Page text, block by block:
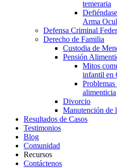
temeraria
Arma
Defensa Criminal
Derecho de Familia
Custodia de
Pensión
Mitos
infantil en
alimenticia
Divorcio
Manutención de
Resultados de Casos
Testimonios
Blog
Comunidad
Recursos
Contáctenos